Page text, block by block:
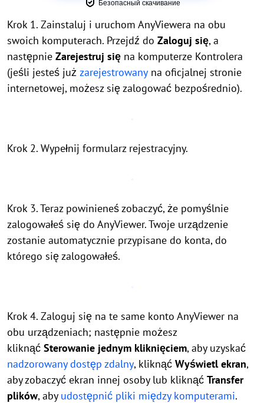
Безопасный скачивание
Krok 1. Zainstaluj i uruchom AnyViewera na obu
swoich komputerach. Przejdź do Zaloguj się, a
następnie Zarejestruj się na komputerze Kontrolera
(jeśli jesteś już zarejestrowany na oficjalnej stronie
internetowej, możesz się zalogować bezpośrednio).
Krok 2. Wypełnij formularz rejestracyjny.
Krok 3. Teraz powinieneś zobaczyć, że pomyślnie
zalogowałeś się do AnyViewer. Twoje urządzenie
zostanie automatycznie przypisane do konta, do
którego się zalogowałeś.
Krok 4. Zaloguj się na te same konto AnyViewer na
obu urządzeniach; następnie możesz
kliknąć Sterowanie jednym kliknięciem, aby uzyskać
nadzorowany dostęp zdalny, kliknąć Wyświetl ekran,
aby zobaczyć ekran innej osoby lub kliknąć Transfer
plików, aby udostępnić pliki między komputerami.